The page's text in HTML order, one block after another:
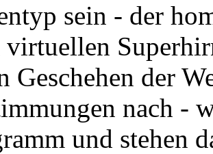
sein - der
Geschehen der
nach -
und stehen